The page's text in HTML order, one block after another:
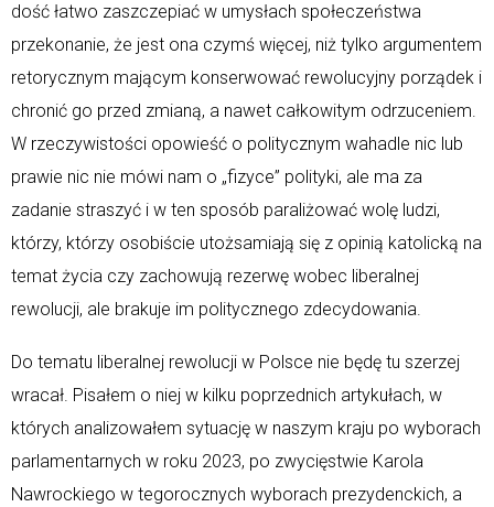
dość łatwo zaszczepiać w umysłach społeczeństwa
przekonanie, że jest ona czymś więcej, niż tylko argumentem
retorycznym mającym konserwować rewolucyjny porządek i
chronić go przed zmianą, a nawet całkowitym odrzuceniem.
W rzeczywistości opowieść o politycznym wahadle nic lub
prawie nic nie mówi nam o „fizyce” polityki, ale ma za
zadanie straszyć i w ten sposób paraliżować wolę ludzi,
którzy, którzy osobiście utożsamiają się z opinią katolicką na
temat życia czy zachowują rezerwę wobec liberalnej
rewolucji, ale brakuje im politycznego zdecydowania.
Do tematu liberalnej rewolucji w Polsce nie będę tu szerzej
wracał. Pisałem o niej w kilku poprzednich artykułach, w
których analizowałem sytuację w naszym kraju po wyborach
parlamentarnych w roku 2023, po zwycięstwie Karola
Nawrockiego w tegorocznych wyborach prezydenckich, a